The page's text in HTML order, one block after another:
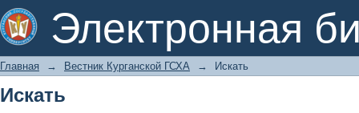
Электронная
Искать
Главная → Вестник Курганской ГСХА → Искать
Искать